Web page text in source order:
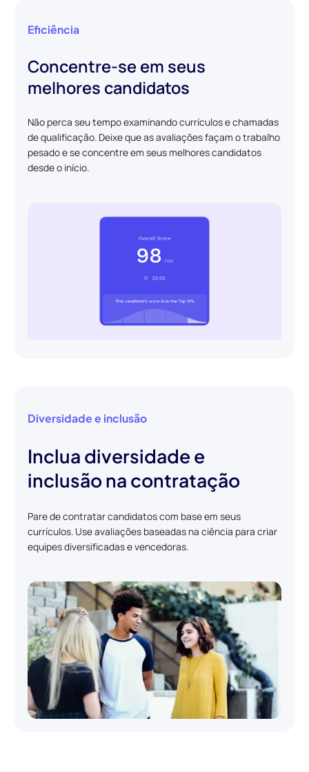
Eficiência
Concentre-se em seus
melhores candidatos
Não perca seu tempo examinando currículos e chamadas
de qualificação. Deixe que as avaliações façam o trabalho
pesado e se concentre em seus melhores candidatos
desde o início.
Diversidade e inclusão
Inclua diversidade e
inclusão na contratação
Pare de contratar candidatos com base em seus
currículos. Use avaliações baseadas na ciência para criar
equipes diversificadas e vencedoras.